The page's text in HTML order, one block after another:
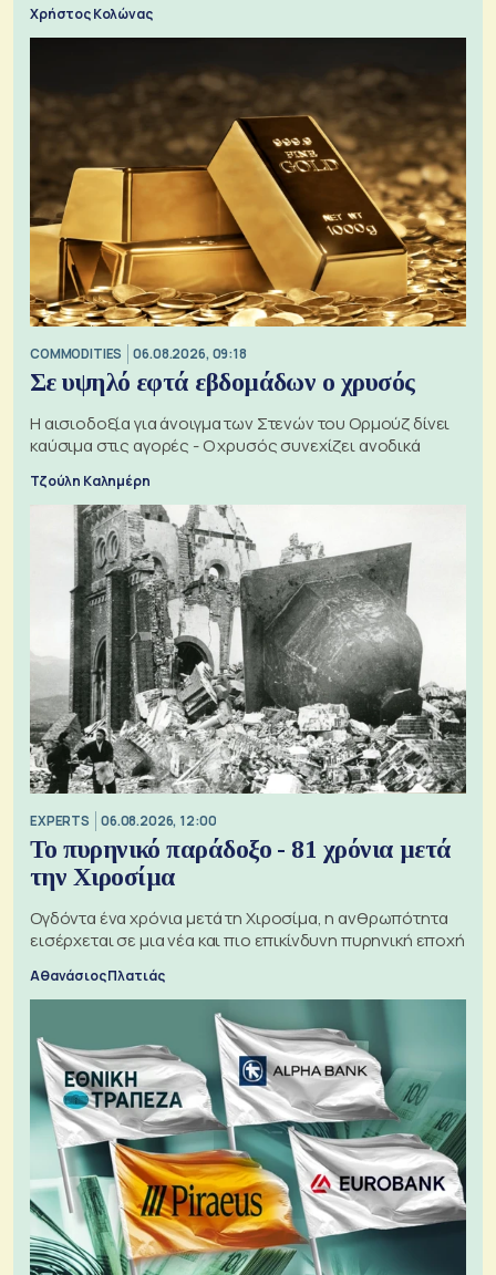
Χρήστος Κολώνας
COMMODITIES 06.08.2026, 09:18
Σε υψηλό εφτά εβδομάδων ο χρυσός
Η αισιοδοξία για άνοιγμα των Στενών του Ορμούζ δίνει
καύσιμα στις αγορές - Ο χρυσός συνεχίζει ανοδικά
Τζούλη Καλημέρη
EXPERTS 06.08.2026, 12:00
Το πυρηνικό παράδοξο - 81 χρόνια μετά
την Χιροσίμα
Ογδόντα ένα χρόνια μετά τη Χιροσίμα, η ανθρωπότητα
εισέρχεται σε μια νέα και πιο επικίνδυνη πυρηνική εποχή
Αθανάσιος Πλατιάς